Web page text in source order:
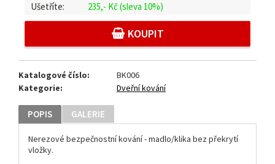
Katalogové číslo:
BK006
Kategorie:
Dveřní kování
POPIS GALERIE
Nerezové bezpečnostní kování - madlo/klika bez překrytí
vložky.
Ušetříte:
235,- Kč(sleva 10%)
KOUPIT